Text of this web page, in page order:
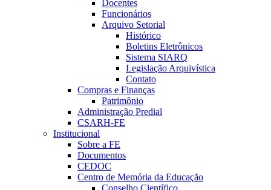
Docentes
Funcionários
Arquivo Setorial
Histórico
Boletins Eletrônicos
Sistema SIARQ
Legislação Arquivística
Contato
Compras e Finanças
Patrimônio
Administração Predial
CSARH-FE
Institucional
Sobre a FE
Documentos
CEDOC
Centro de Memória da Educação
Conselho Científico